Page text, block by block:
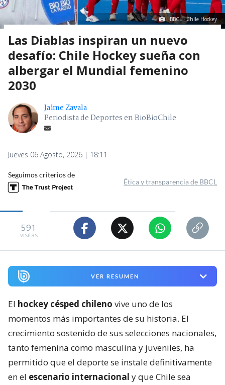
BBCL I Chile Hockey
Las Diablas inspiran un nuevo
desafío: Chile Hockey sueña con
albergar el Mundial femenino
2030
Jaime Zavala
Periodista de Deportes en BioBioChile
Jueves 06 Agosto, 2026 | 18:11
Seguimos criterios de
Ética y transparencia de BBCL
591
visitas
VER RESUMEN
El hockey césped chileno vive uno de los
momentos más importantes de su historia. El
crecimiento sostenido de sus selecciones nacionales,
tanto femenina como masculina y juveniles, ha
permitido que el deporte se instale definitivamente
en el escenario internacional y que Chile sea